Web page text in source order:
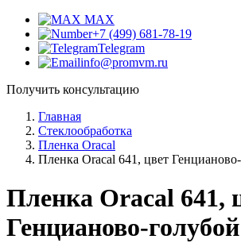
MAX
+7 (499) 681-78-19
Telegram
info@promvm.ru
Получить консультацию
Главная
Стеклообработка
Пленка Oracal
Пленка Oracal 641, цвет
Пленка Oracal 641,
Генцианово-